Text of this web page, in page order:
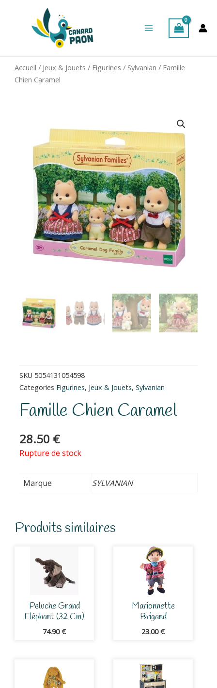
Menu
Accueil / Jeux & Jouets / Figurines / Sylvanian / Famille
Chien Caramel
SKU 5054131054598
Categories Figurines, Jeux & Jouets, Sylvanian
Famille Chien Caramel
28.50 €
Rupture de stock
Marque SYLVANIAN
Produits similaires
Peluche Grand
Eléphant (32 Cm)
74.90€
Marionnette
Brigand
23.00€